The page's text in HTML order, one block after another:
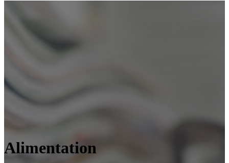
Alimentation